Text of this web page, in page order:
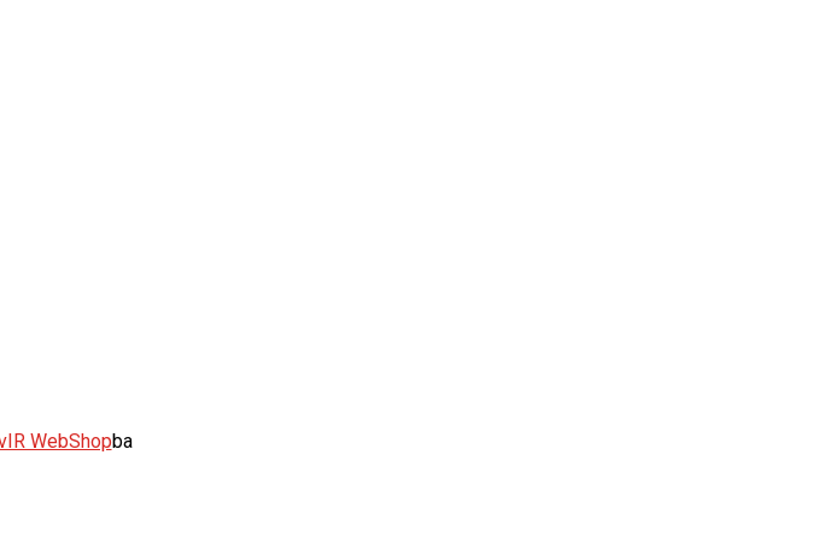
WebShopba